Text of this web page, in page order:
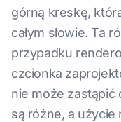
górną kreskę,
całym słowie. Ta
przypadku
czcionka
nie może zastąpić
są różne, a użycie